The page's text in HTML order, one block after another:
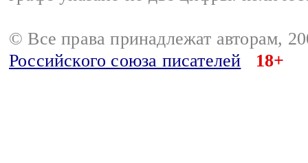
© Все права принадлежат авторам,
Российского союза писателей
18+